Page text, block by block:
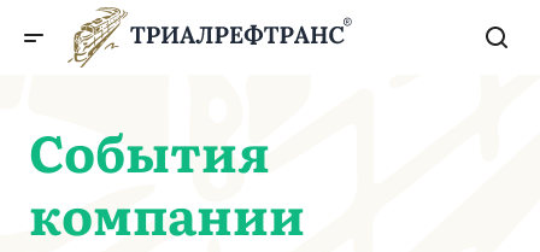
События
компании